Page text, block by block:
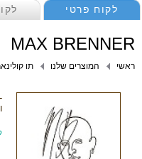
לקוח פרטי
MAX BRENNER
ראשי המוצרים שלנו תו